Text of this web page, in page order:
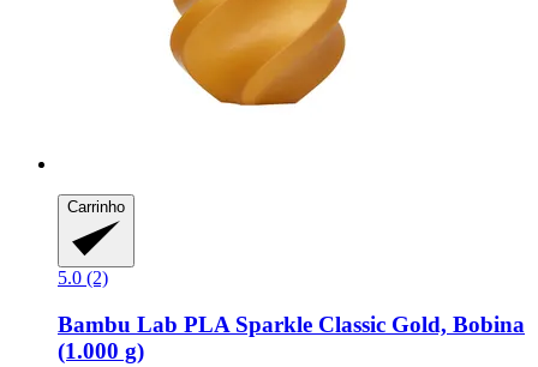
Carrinho
5.0 (2)
Bambu Lab PLA Sparkle Classic Gold, Bobina
(1.000 g)